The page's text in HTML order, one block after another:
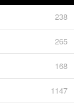
238
265
168
1147